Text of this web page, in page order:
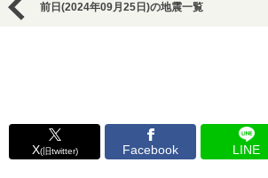
前日(2024年09月25日)の地震一覧
X(旧twitter) Facebook LINE